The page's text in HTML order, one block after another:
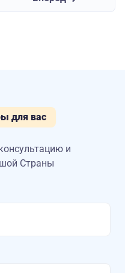
для вас
и
Страны